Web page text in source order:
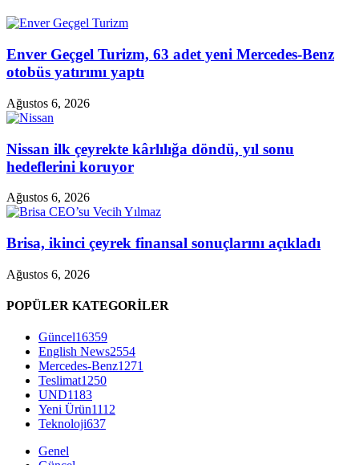
Enver Geçgel Turizm, 63 adet yeni Mercedes-Benz
otobüs yatırımı yaptı
Ağustos 6, 2026
Nissan ilk çeyrekte kârlılığa döndü, yıl sonu
hedeflerini koruyor
Ağustos 6, 2026
Brisa, ikinci çeyrek finansal sonuçlarını açıkladı
Ağustos 6, 2026
POPÜLER KATEGORİLER
Güncel16359
English News2554
Mercedes-Benz1271
Teslimat1250
UND1183
Yeni Ürün1112
Teknoloji637
Genel